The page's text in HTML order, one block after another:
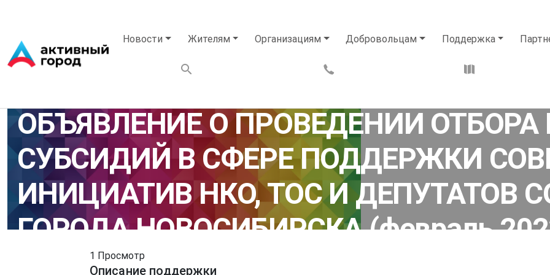
Новости Жителям Организациям Добровольцам Поддержка
ОБЪЯВЛЕНИЕ О ПРОВЕДЕНИИ ОТБОРА
СУБСИДИЙ В СФЕРЕ ПОДДЕРЖКИ
ИНИЦИАТИВ НКО, ТОС И ДЕПУТАТОВ
ГОРОДА НОВОСИБИРСКА (февраль
1 Просмотр
Описание поддержки